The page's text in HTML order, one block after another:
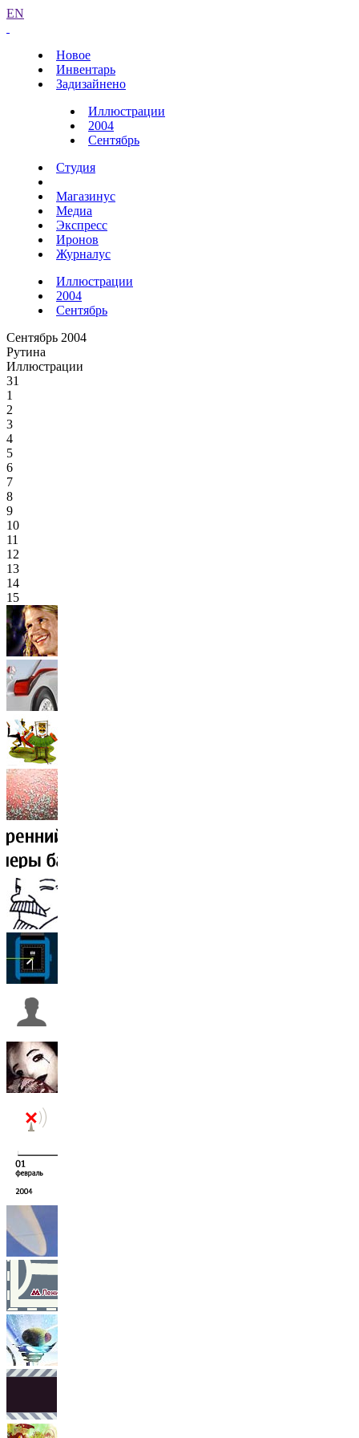
EN
Новое
Инвентарь
Задизайнено
Иллюстрации
2004
Сентябрь
Студия
Магазинус
Медиа
Экспресс
Иронов
Журналус
Иллюстрации
2004
Сентябрь
Сентябрь 2004
Рутина
Иллюстрации
31
1
2
3
4
5
6
7
8
9
10
11
12
13
14
15